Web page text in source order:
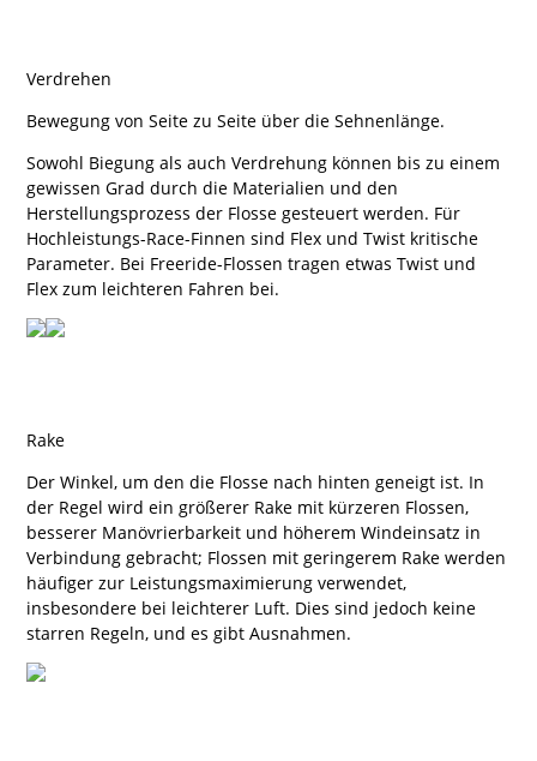
Verdrehen
Bewegung von Seite zu Seite über die Sehnenlänge.
Sowohl Biegung als auch Verdrehung können bis zu einem
gewissen Grad durch die Materialien und den
Herstellungsprozess der Flosse gesteuert werden. Für
Hochleistungs-Race-Finnen sind Flex und Twist kritische
Parameter. Bei Freeride-Flossen tragen etwas Twist und
Flex zum leichteren Fahren bei.
Rake
Der Winkel, um den die Flosse nach hinten geneigt ist. In
der Regel wird ein größerer Rake mit kürzeren Flossen,
besserer Manövrierbarkeit und höherem Windeinsatz in
Verbindung gebracht; Flossen mit geringerem Rake werden
häufiger zur Leistungsmaximierung verwendet,
insbesondere bei leichterer Luft. Dies sind jedoch keine
starren Regeln, und es gibt Ausnahmen.